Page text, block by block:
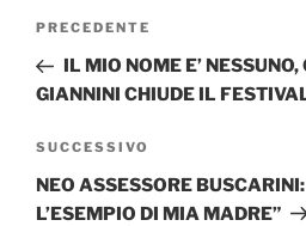
Navigazione
Articolo
precedente:
PRECEDENTE
IL MIO NOME E’
GIANNINI CHIUDE IL
Articolo
successivo
SUCCESSIVO
NEO ASSESSORE BUSCARINI:
L’ESEMPIO DI MIA MADRE”